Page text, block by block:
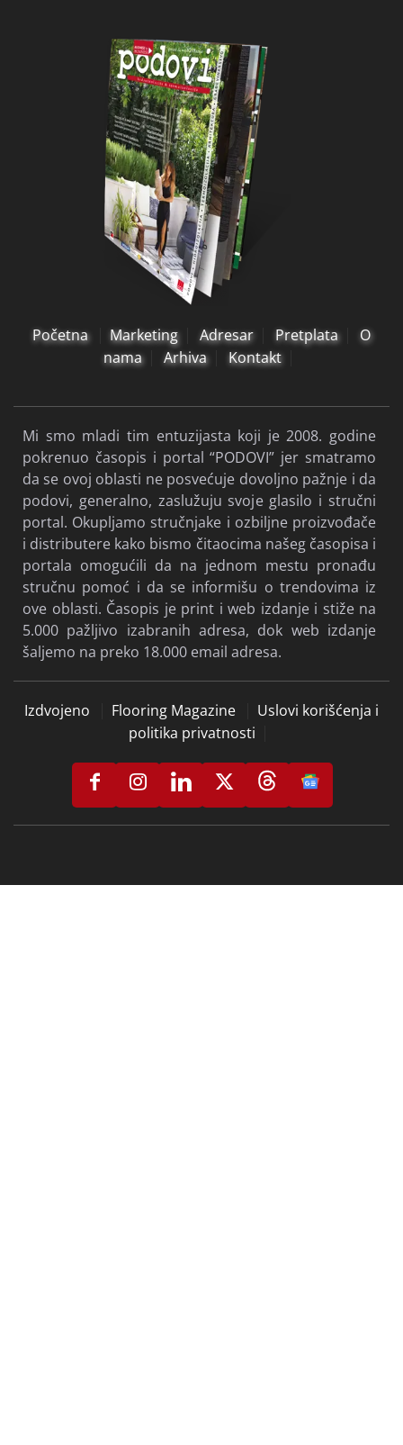
Početna Marketing Adresar Pretplata
O
nama
Arhiva Kontakt
Mi smo mladi tim entuzijasta koji je 2008. godine
pokrenuo časopis i portal “PODOVI” jer smatramo
da se ovoj oblasti ne posvećuje dovoljno pažnje i da
podovi, generalno, zaslužuju svoje glasilo i stručni
portal. Okupljamo stručnjake i ozbiljne proizvođače
i distributere kako bismo čitaocima našeg časopisa i
portala omogućili da na jednom mestu pronađu
stručnu pomoć i da se informišu o trendovima iz
ove oblasti. Časopis je print i web izdanje i stiže na
5.000 pažljivo izabranih adresa, dok web izdanje
šaljemo na preko 18.000 email adresa.
Izdvojeno Flooring Magazine
Uslovi korišćenja i
politika privatnosti